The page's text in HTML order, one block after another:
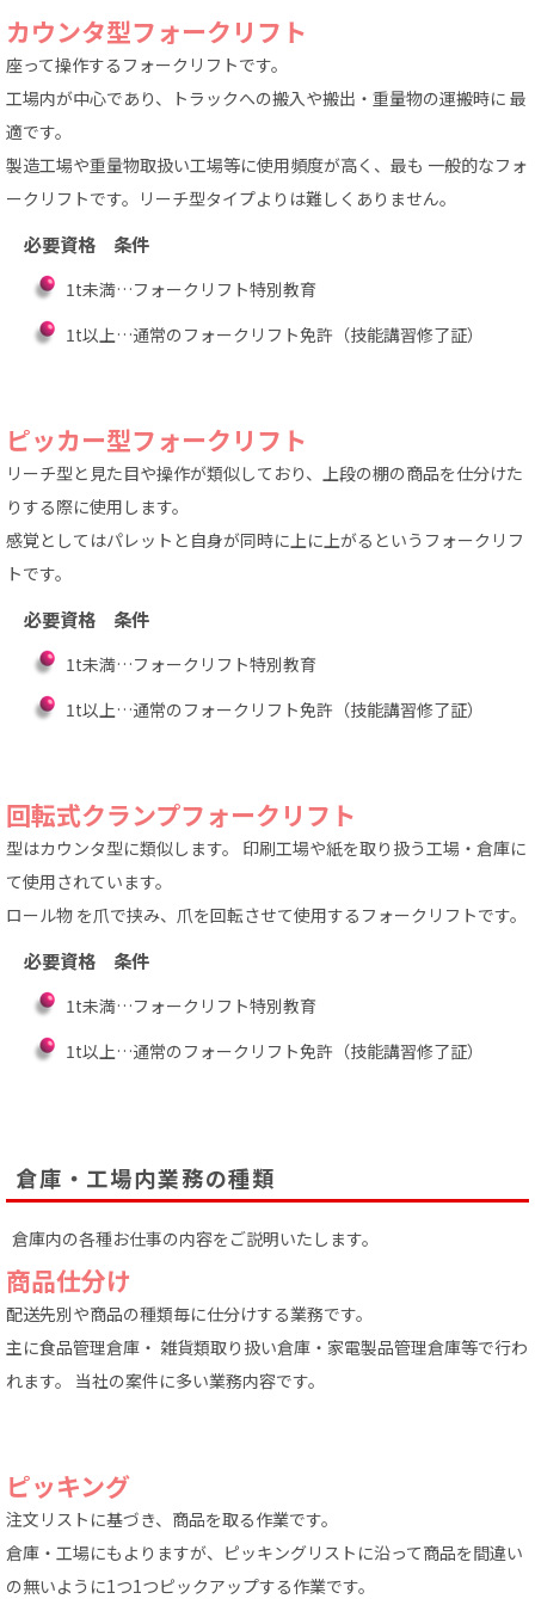
カウンタ型フォークリフト
座って操作するフォークリフトです。
工場内が中心であり、トラックへの搬入や搬出・重量物の運搬時に 最
適です。
製造工場や重量物取扱い工場等に使用頻度が高く、最も 一般的なフォ
ークリフトです。リーチ型タイプよりは難しくありません。
必要資格 条件
1t未満…フォークリフト特別教育
1t以上…通常のフォークリフト免許 （技能講習修了証）
ピッカー型フォークリフト
リーチ型と見た目や操作が類似しており、上段の棚の商品を仕分けた
りする際に使用します。
感覚としてはパレットと自身が同時に上に上がるというフォークリフ
トです。
必要資格 条件
1t未満…フォークリフト特別教育
1t以上…通常のフォークリフト免許 （技能講習修了証）
回転式クランプフォークリフト
型はカウンタ型に類似します。 印刷工場や紙を取り扱う工場・倉庫に
て使用されています。
ロール物 を爪で挟み、爪を回転させて使用するフォークリフトです。
必要資格 条件
1t未満…フォークリフト特別教育
1t以上…通常のフォークリフト免許 （技能講習修了証）
倉庫・工場内業務の種類
倉庫内の各種お仕事の内容をご説明いたします。
商品仕分け
配送先別や商品の種類毎に仕分けする業務です。
主に食品管理倉庫・ 雑貨類取り扱い倉庫・家電製品管理倉庫等で行わ
れます。 当社の案件に多い業務内容です。
ピッキング
注文リストに基づき、商品を取る作業です。
倉庫・工場にもよりますが、ピッキングリストに沿って商品を間違い
の無いように1つ1つピックアップする作業です。